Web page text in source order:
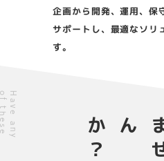
企画から開発、運用、保
サポートし、最適なソリ
す。
H
a
v
e
a
n
y
o
f
t
h
e
s
e
c
o
n
c
e
r
n
s ？